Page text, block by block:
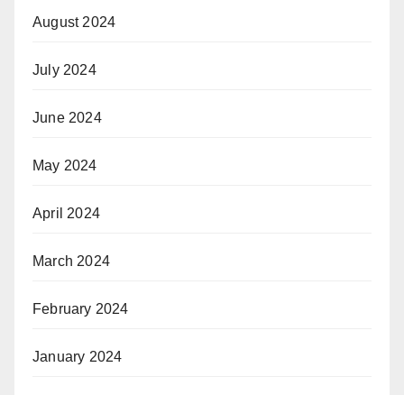
August 2024
July 2024
June 2024
May 2024
April 2024
March 2024
February 2024
January 2024